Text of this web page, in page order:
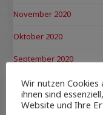
November 2020
Oktober 2020
September 2020
August 2020
Juli 2020
Wir nutzen Cookies
ihnen sind
Website und Ihre